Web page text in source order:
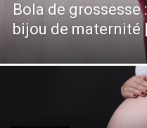
Bola de
bijou de maternité